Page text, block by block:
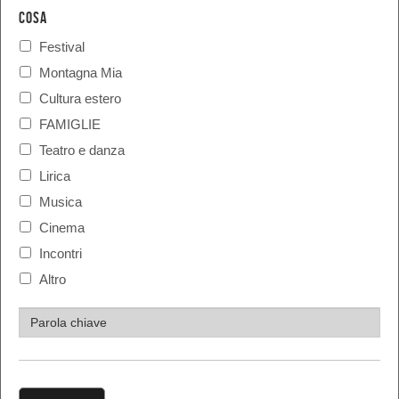
COSA
Festival
Montagna Mia
Cultura estero
FAMIGLIE
Teatro e danza
Lirica
Musica
Cinema
Incontri
Altro